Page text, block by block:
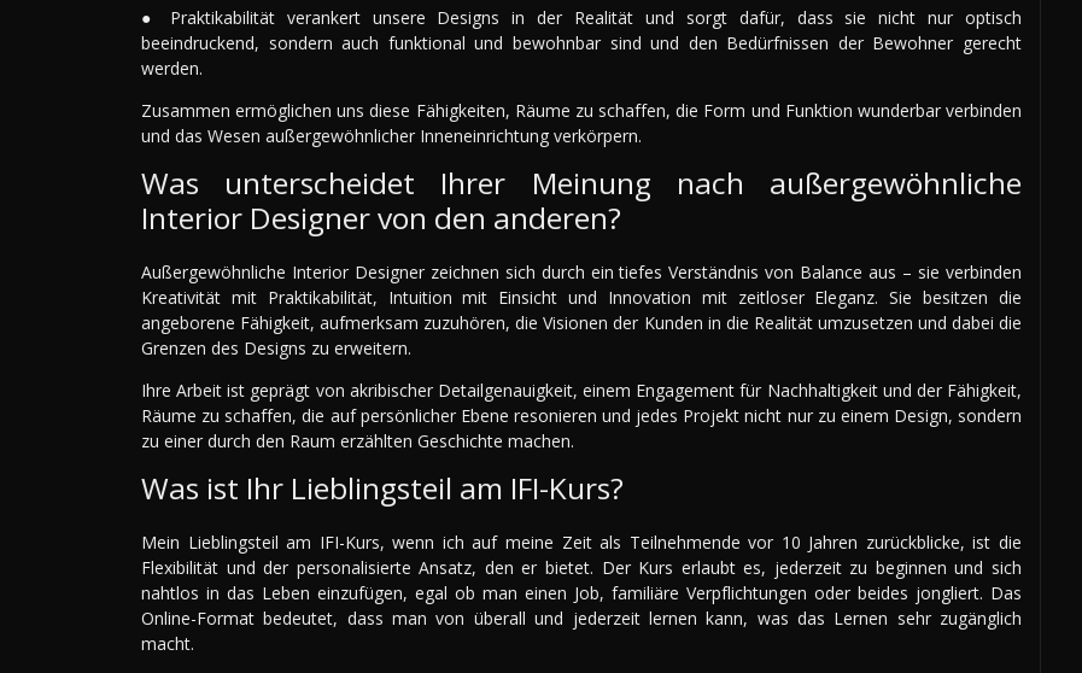
● Praktikabilität verankert unsere Designs in der Realität und sorgt dafür, dass sie nicht nur optisch
beeindruckend, sondern auch funktional und bewohnbar sind und den Bedürfnissen der Bewohner gerecht
werden.
Zusammen ermöglichen uns diese Fähigkeiten, Räume zu schaffen, die Form und Funktion wunderbar verbinden
und das Wesen außergewöhnlicher Inneneinrichtung verkörpern.
Was unterscheidet Ihrer Meinung nach außergewöhnliche
Interior Designer von den anderen?
Außergewöhnliche Interior Designer zeichnen sich durch ein tiefes Verständnis von Balance aus – sie verbinden
Kreativität mit Praktikabilität, Intuition mit Einsicht und Innovation mit zeitloser Eleganz. Sie besitzen die
angeborene Fähigkeit, aufmerksam zuzuhören, die Visionen der Kunden in die Realität umzusetzen und dabei die
Grenzen des Designs zu erweitern.
Ihre Arbeit ist geprägt von akribischer Detailgenauigkeit, einem Engagement für Nachhaltigkeit und der Fähigkeit,
Räume zu schaffen, die auf persönlicher Ebene resonieren und jedes Projekt nicht nur zu einem Design, sondern
zu einer durch den Raum erzählten Geschichte machen.
Was ist Ihr Lieblingsteil am IFI-Kurs?
Mein Lieblingsteil am IFI-Kurs, wenn ich auf meine Zeit als Teilnehmende vor 10 Jahren zurückblicke, ist die
Flexibilität und der personalisierte Ansatz, den er bietet. Der Kurs erlaubt es, jederzeit zu beginnen und sich
nahtlos in das Leben einzufügen, egal ob man einen Job, familiäre Verpflichtungen oder beides jongliert. Das
Online-Format bedeutet, dass man von überall und jederzeit lernen kann, was das Lernen sehr zugänglich
macht.